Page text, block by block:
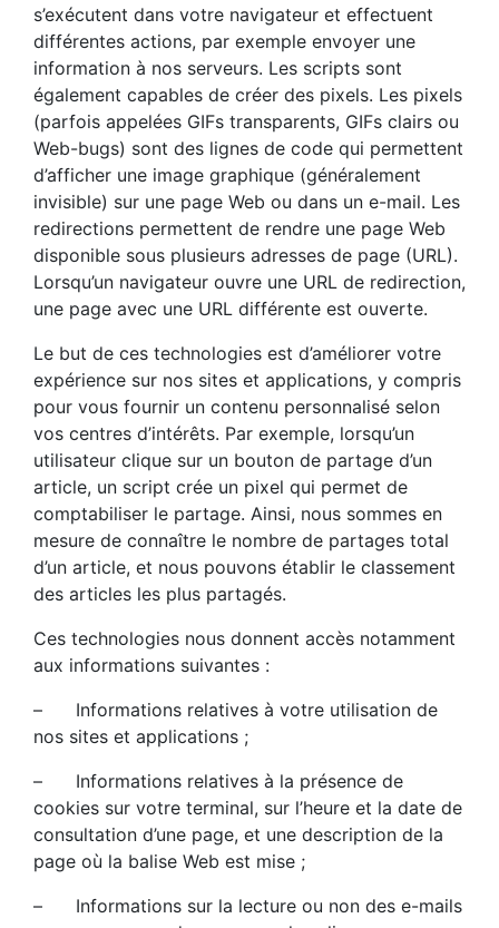
s’exécutent dans votre navigateur et effectuent
différentes actions, par exemple envoyer une
information à nos serveurs. Les scripts sont
également capables de créer des pixels. Les pixels
(parfois appelées GIFs transparents, GIFs clairs ou
Web-bugs) sont des lignes de code qui permettent
d’afficher une image graphique (généralement
invisible) sur une page Web ou dans un e-mail. Les
redirections permettent de rendre une page Web
disponible sous plusieurs adresses de page (URL).
Lorsqu’un navigateur ouvre une URL de redirection,
une page avec une URL différente est ouverte.
Le but de ces technologies est d’améliorer votre
expérience sur nos sites et applications, y compris
pour vous fournir un contenu personnalisé selon
vos centres d’intérêts. Par exemple, lorsqu’un
utilisateur clique sur un bouton de partage d’un
article, un script crée un pixel qui permet de
comptabiliser le partage. Ainsi, nous sommes en
mesure de connaître le nombre de partages total
d’un article, et nous pouvons établir le classement
des articles les plus partagés.
Ces technologies nous donnent accès notamment
aux informations suivantes :
– Informations relatives à votre utilisation de
nos sites et applications ;
– Informations relatives à la présence de
cookies sur votre terminal, sur l’heure et la date de
consultation d’une page, et une description de la
page où la balise Web est mise ;
– Informations sur la lecture ou non des e-mails